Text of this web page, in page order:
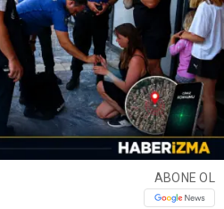
ABONE OL